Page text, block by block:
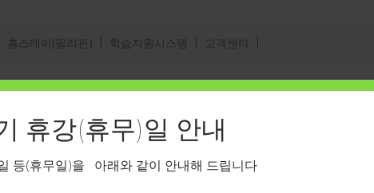
홈스테이(필리핀) 학습지원시스템 고객센타
휴강(휴무)일 안내
등(휴무일)을 아래와 같이 안내해 드립니다